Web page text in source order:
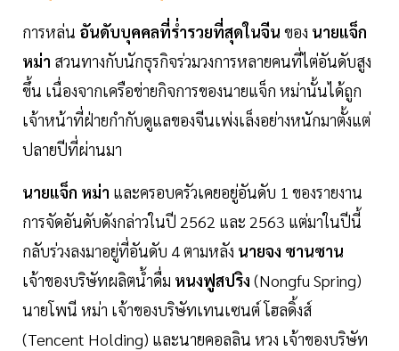
การหล่น อันดับบุคคลที่ร่ำรวยที่สุดในจีน ของ นายแจ็ก
หม่า สวนทางกับนักธุรกิจร่วมวงการหลายคนที่ไต่อันดับสูง
ขึ้น เนื่องจากเครือข่ายกิจการของนายแจ็ก หม่านั้นได้ถูก
เจ้าหน้าที่ฝ่ายกำกับดูแลของจีนเพ่งเล็งอย่างหนักมาตั้งแต่
ปลายปีที่ผ่านมา
นายแจ็ก หม่า และครอบครัวเคยอยู่อันดับ 1 ของรายงาน
การจัดอันดับดังกล่าวในปี 2562 และ 2563 แต่มาในปีนี้
กลับร่วงลงมาอยู่ที่อันดับ 4 ตามหลัง นายจง ซานซาน
เจ้าของบริษัทผลิตน้ำดื่ม หนงฟูสปริง (Nongfu Spring)
นายโพนี หม่า เจ้าของบริษัทเทนเซนต์ โฮลดิ้งส์
(Tencent Holding) และนายคอลลิน หวง เจ้าของบริษัท